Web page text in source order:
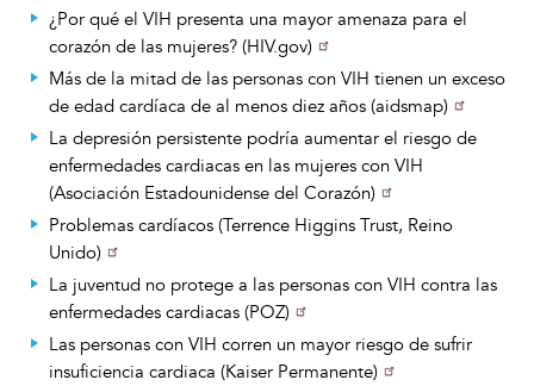
¿Por qué el VIH presenta una mayor amenaza para el
corazón de las mujeres? (HIV.gov)
Más de la mitad de las personas con VIH tienen un exceso
de edad cardíaca de al menos diez años (aidsmap)
La depresión persistente podría aumentar el riesgo de
enfermedades cardiacas en las mujeres con VIH
(Asociación Estadounidense del Corazón)
Problemas cardíacos (Terrence Higgins Trust, Reino
Unido)
La juventud no protege a las personas con VIH contra las
enfermedades cardiacas (POZ)
Las personas con VIH corren un mayor riesgo de sufrir
insuficiencia cardiaca (Kaiser Permanente)